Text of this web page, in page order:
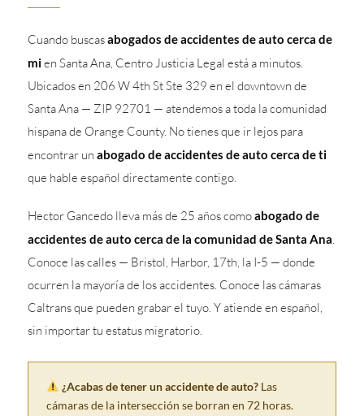
Cuando buscasabogados de accidentes de auto cerca de
mien Santa Ana, Centro Justicia Legal está a minutos.
Ubicados en 206 W 4th St Ste 329 en el downtown de
Santa Ana — ZIP 92701 — atendemos a toda la comunidad
hispana de Orange County. No tienes que ir lejos para
encontrar un abogado de accidentes de auto cerca de ti
que hable español directamente contigo.
Hector Gancedo lleva más de 25 años comoabogado de
accidentes de auto cerca de la comunidad de Santa Ana.
Conoce las calles — Bristol, Harbor, 17th, la I-5 — donde
ocurren la mayoría de los accidentes. Conoce las cámaras
Caltrans que pueden grabar el tuyo. Y atiende en español,
sin importar tu estatus migratorio.
¿Acabas de tener un accidente de auto?Las
cámaras de la intersección se borran en 72 horas.